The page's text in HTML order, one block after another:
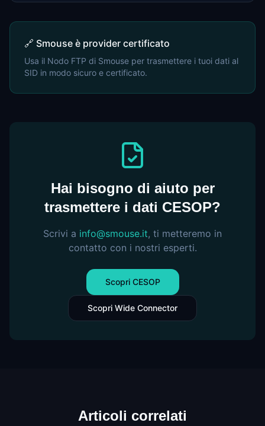
🔗 Smouse è provider certificato
Usa il Nodo FTP di Smouse per trasmettere i tuoi dati al
SID in modo sicuro e certificato.
Hai bisogno di aiuto per
trasmettere i dati CESOP?
Scrivi a info@smouse.it, ti metteremo in
contatto con i nostri esperti.
Scopri CESOP
Scopri Wide Connector
Articoli correlati